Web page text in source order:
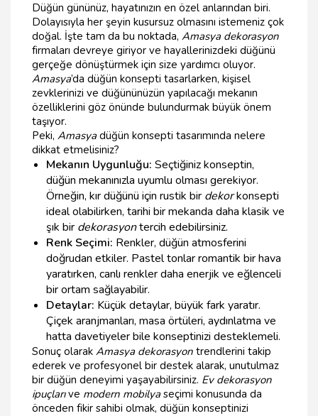
Düğün gününüz, hayatınızın en özel anlarından biri.
Dolayısıyla her şeyin kusursuz olmasını istemeniz çok
doğal. İşte tam da bu noktada, Amasya dekorasyon
firmaları devreye giriyor ve hayallerinizdeki düğünü
gerçeğe dönüştürmek için size yardımcı oluyor.
Amasya’da düğün konsepti tasarlarken, kişisel
zevklerinizi ve düğününüzün yapılacağı mekanın
özelliklerini göz önünde bulundurmak büyük önem
taşıyor.
Peki, Amasyadüğün konsepti tasarımında nelere
dikkat etmelisiniz?
Mekanın Uygunluğu: Seçtiğiniz konseptin,
düğün mekanınızla uyumlu olması gerekiyor.
Örneğin, kır düğünü için rustik bir dekorkonsepti
ideal olabilirken, tarihi bir mekanda daha klasik ve
şık bir dekorasyontercih edebilirsiniz.
Renk Seçimi: Renkler, düğün atmosferini
doğrudan etkiler. Pastel tonlar romantik bir hava
yaratırken, canlı renkler daha enerjik ve eğlenceli
bir ortam sağlayabilir.
Detaylar: Küçük detaylar, büyük fark yaratır.
Çiçek aranjmanları, masa örtüleri, aydınlatma ve
hatta davetiyeler bile konseptinizi desteklemeli.
Sonuç olarak Amasya dekorasyon trendlerini takip
ederek ve profesyonel bir destek alarak, unutulmaz
bir düğün deneyimi yaşayabilirsiniz. Ev dekorasyon
ipuçlarıve modern mobilyaseçimi konusunda da
önceden fikir sahibi olmak, düğün konseptinizi